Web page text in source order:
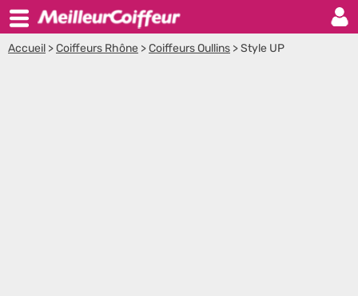
Accueil >Coiffeurs Rhône >Coiffeurs Oullins >Style UP